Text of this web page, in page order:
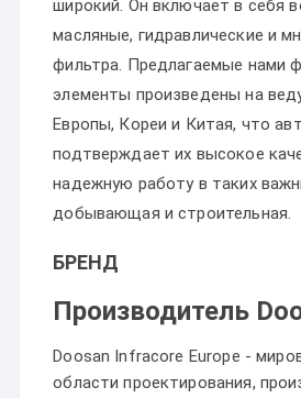
широкий. Он включает в себя
масляные, гидравлические и
фильтра. Предлагаемые нами
элементы произведены на
Европы, Кореи и Китая, что
подтверждает их высокое
надежную работу в таких
добывающая и строительная.
БРЕНД
Производитель
Doosan Infracore Europe -
области проектирования,